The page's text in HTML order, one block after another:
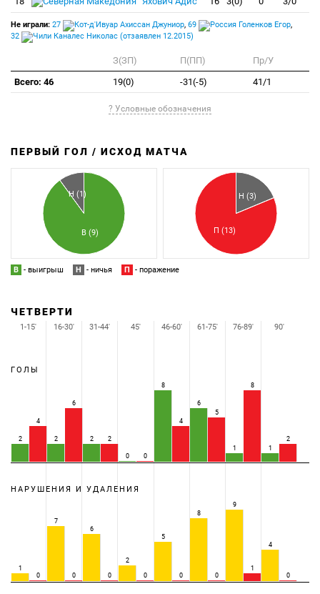
Не играли: 27 Ахиссан Джуниор, 69 Голенков Егор,
32
Каналес Николас (отзаявлен 12.2015)
З(ЗП) П(ПП)
Пр/У
Всего: 46
19(0) -31(-5) 41/1
? Условные обозначения
ПЕРВЫЙ ГОЛ / ИСХОД МАТЧА
В (9)
Н (1) Н (3)
П (13)
В - выигрыш Н - ничья П - поражение
ЧЕТВЕРТИ
ГОЛЫ
2
4
2
6
2 2
0 0
8
4
6
5
1
8
1
2
НАРУШЕНИЯ И УДАЛЕНИЯ
1
0
7
0
6
0
2
0
5
0
8
0
9
1
4
0
1-15' 16-30' 31-44' 45' 46-60' 61-75' 76-89' 90'